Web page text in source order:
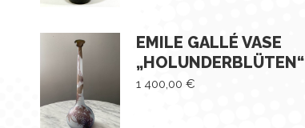
EMILE GALLÉ VASE
„HOLUNDERBLÜTEN“
1 400,00 €